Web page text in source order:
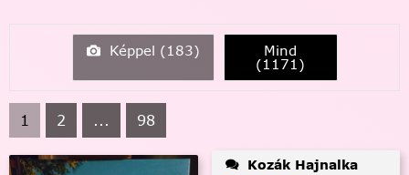
Képpel (183) Mind
(1171)
1 2 ... 98
Kozák Hajnalka